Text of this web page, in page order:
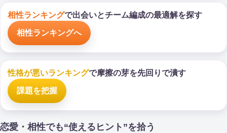
相性ランキングで出会いとチーム編成の最適解を探す
相性ランキングへ
性格が悪いランキングで摩擦の芽を先回りで潰す
課題を把握
恋愛・相性でも“使えるヒント”を拾う